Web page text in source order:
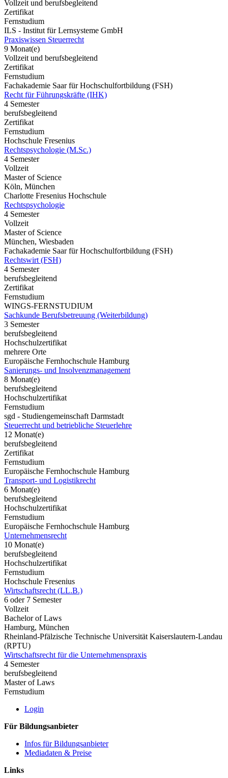
Vollzeit und berufsbegleitend
Zertifikat
Fernstudium
ILS - Institut für Lernsysteme GmbH
Praxiswissen Steuerrecht
9 Monat(e)
Vollzeit und berufsbegleitend
Zertifikat
Fernstudium
Fachakademie Saar für Hochschulfortbildung (FSH)
Recht für Führungskräfte (IHK)
4 Semester
berufsbegleitend
Zertifikat
Fernstudium
Hochschule Fresenius
Rechtspsychologie (M.Sc.)
4 Semester
Vollzeit
Master of Science
Köln, München
Charlotte Fresenius Hochschule
Rechtspsychologie
4 Semester
Vollzeit
Master of Science
München, Wiesbaden
Fachakademie Saar für Hochschulfortbildung (FSH)
Rechtswirt (FSH)
4 Semester
berufsbegleitend
Zertifikat
Fernstudium
WINGS-FERNSTUDIUM
Sachkunde Berufsbetreuung (Weiterbildung)
3 Semester
berufsbegleitend
Hochschulzertifikat
mehrere Orte
Europäische Fernhochschule Hamburg
Sanierungs- und Insolvenzmanagement
8 Monat(e)
berufsbegleitend
Hochschulzertifikat
Fernstudium
sgd - Studiengemeinschaft Darmstadt
Steuerrecht und betriebliche Steuerlehre
12 Monat(e)
berufsbegleitend
Zertifikat
Fernstudium
Europäische Fernhochschule Hamburg
Transport- und Logistikrecht
6 Monat(e)
berufsbegleitend
Hochschulzertifikat
Fernstudium
Europäische Fernhochschule Hamburg
Unternehmensrecht
10 Monat(e)
berufsbegleitend
Hochschulzertifikat
Fernstudium
Hochschule Fresenius
Wirtschaftsrecht (LL.B.)
6 oder 7 Semester
Vollzeit
Bachelor of Laws
Hamburg, München
Rheinland-Pfälzische Technische Universität Kaiserslautern-Landau
(RPTU)
Wirtschaftsrecht für die Unternehmenspraxis
4 Semester
berufsbegleitend
Master of Laws
Fernstudium
Login
Für Bildungsanbieter
Infos für Bildungsanbieter
Mediadaten & Preise
Links